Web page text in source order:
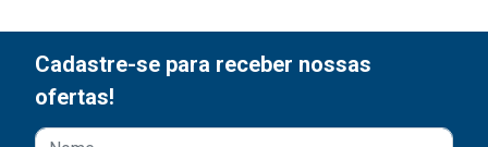
Cadastre-se para receber nossas
ofertas!